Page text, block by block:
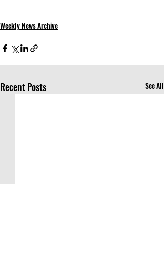
Weekly News Archive
Recent Posts See All